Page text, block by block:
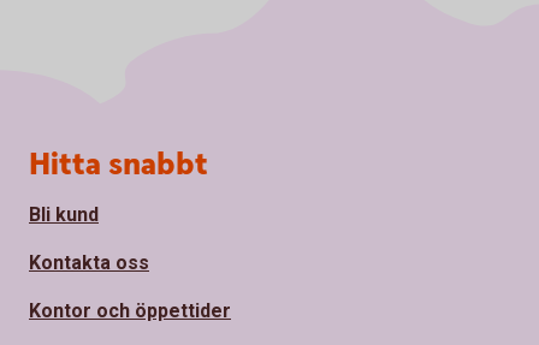
Sidfot
Hitta snabbt
Bli kund
Kontakta oss
Kontor och öppettider